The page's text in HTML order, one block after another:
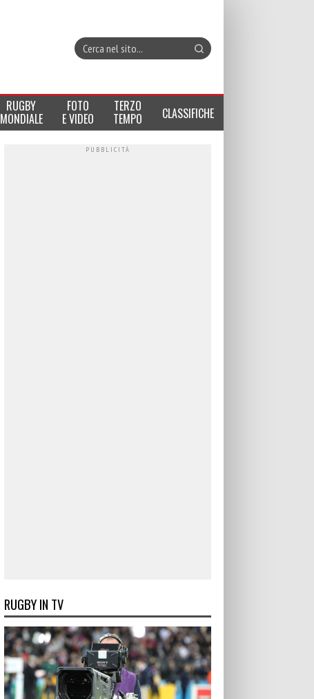
RUGBY
MONDIALE
FOTO
E VIDEO
TERZO
TEMPO CLASSIFICHE
RUGBY IN TV